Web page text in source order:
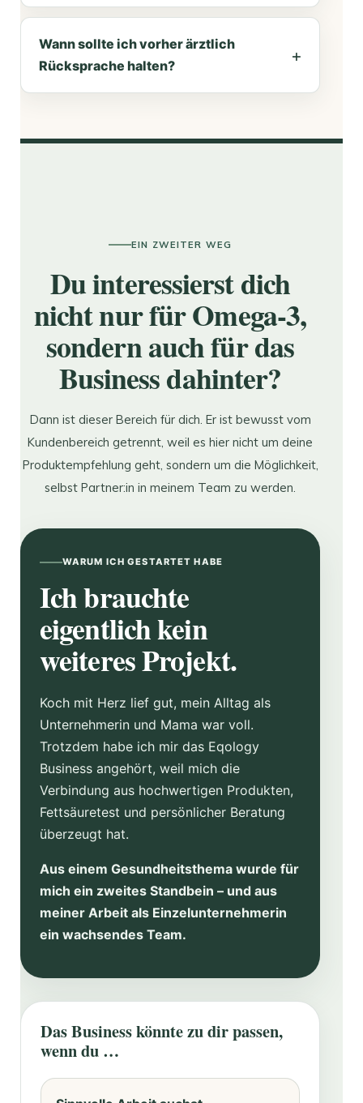
Wann sollte ich vorher ärztlich
Rücksprache halten?
EIN ZWEITER WEG
Du interessierst dich
nicht nur für Omega-3,
sondern auch für das
Business dahinter?
Dann ist dieser Bereich für dich. Er ist bewusst vom
Kundenbereich getrennt, weil es hier nicht um deine
Produktempfehlung geht, sondern um die Möglichkeit,
selbst Partner:in in meinem Team zu werden.
WARUM ICH GESTARTET HABE
Ich brauchte
eigentlich kein
weiteres Projekt.
Koch mit Herz lief gut, mein Alltag als
Unternehmerin und Mama war voll.
Trotzdem habe ich mir das Eqology
Business angehört, weil mich die
Verbindung aus hochwertigen Produkten,
Fettsäuretest und persönlicher Beratung
überzeugt hat.
Aus einem Gesundheitsthema wurde für
mich ein zweites Standbein – und aus
meiner Arbeit als Einzelunternehmerin
ein wachsendes Team.
Das Business könnte zu dir passen,
wenn du …